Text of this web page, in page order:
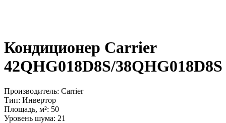
Кондиционер Carrier
42QHG018D8S/38QHG018D8S
Производитель: Carrier
Тип: Инвертор
Площадь, м²: 50
Уровень шума: 21